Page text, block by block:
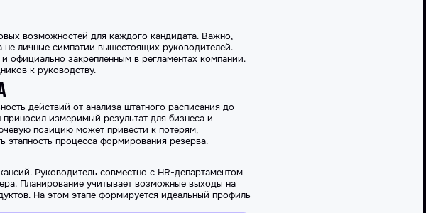
возможностей для каждого кандидата. Важно,
личные симпатии вышестоящих руководителей.
официально закрепленным в регламентах компании.
к руководству.
действий от анализа штатного расписания до
измеримый результат для бизнеса и
позицию может привести к потерям,
процесса формирования резерва.
Руководитель совместно с HR-департаментом
Планирование учитывает возможные выходы на
На этом этапе формируется идеальный профиль